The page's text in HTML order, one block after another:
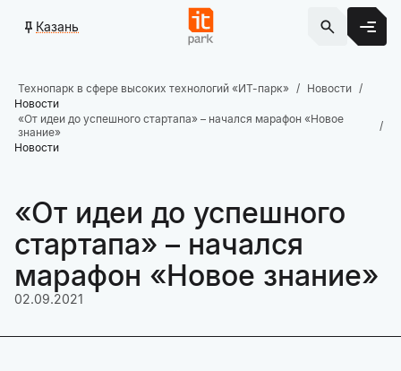
Казань
Технопарк в сфере высоких технологий «ИТ-парк»
Новости
Новости
«От идеи до успешного стартапа» – начался марафон «Новое
знание»
Новости
«От идеи до успешного
стартапа» – начался
марафон «Новое знание»
02.09.2021